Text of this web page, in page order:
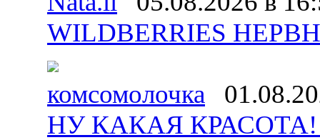
WILDBERRIES
комсомолочка
НУ КАКАЯ